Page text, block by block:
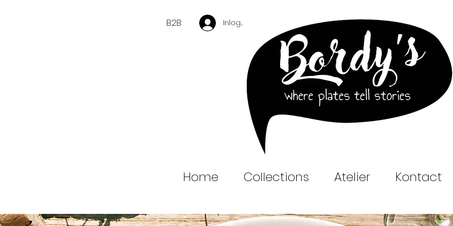
B2B Inloggen B2B
Home Collections Atelier Kontact